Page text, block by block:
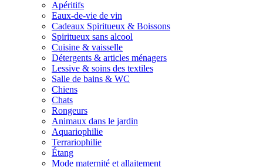
Apéritifs
Eaux-de-vie de vin
Cadeaux Spiritueux & Boissons
Spiritueux sans alcool
Cuisine & vaisselle
Détergents & articles ménagers
Lessive & soins des textiles
Salle de bains & WC
Chiens
Chats
Rongeurs
Animaux dans le jardin
Aquariophilie
Terrariophilie
Étang
Mode maternité et allaitement